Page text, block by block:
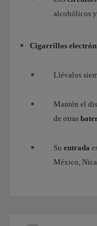
alcohólicos y
Cigarrillos
Llévalos
Mantén el
de otras
Su entrada
México,